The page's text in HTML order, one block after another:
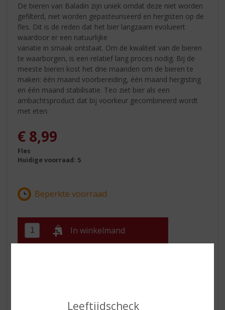
Leeftijdscheck
De bieren van Baladin zijn uniek omdat deze niet worden
gefilterd, niet worden gepasteuriseerd en hergisten op de
fles. Dit is de reden dat het bier langzaam evolueert
waardoor er een natuurlijke
variatie in smaak ontstaat. Om de kwaliteit van de bieren
te waarborgen, is een relatief lang proces nodig. Bij de
meeste bieren kost het drie maanden om de bieren te
maken: één maand voorbereiding, één maand hergisting
en één maand stabilisatie. Teo ziet bier als een
ambachtsproduct dat bij voorkeur gecombineerd wordt
met eten.
€ 8,99
Fles
Huidige voorraad: 5
In winkelmand